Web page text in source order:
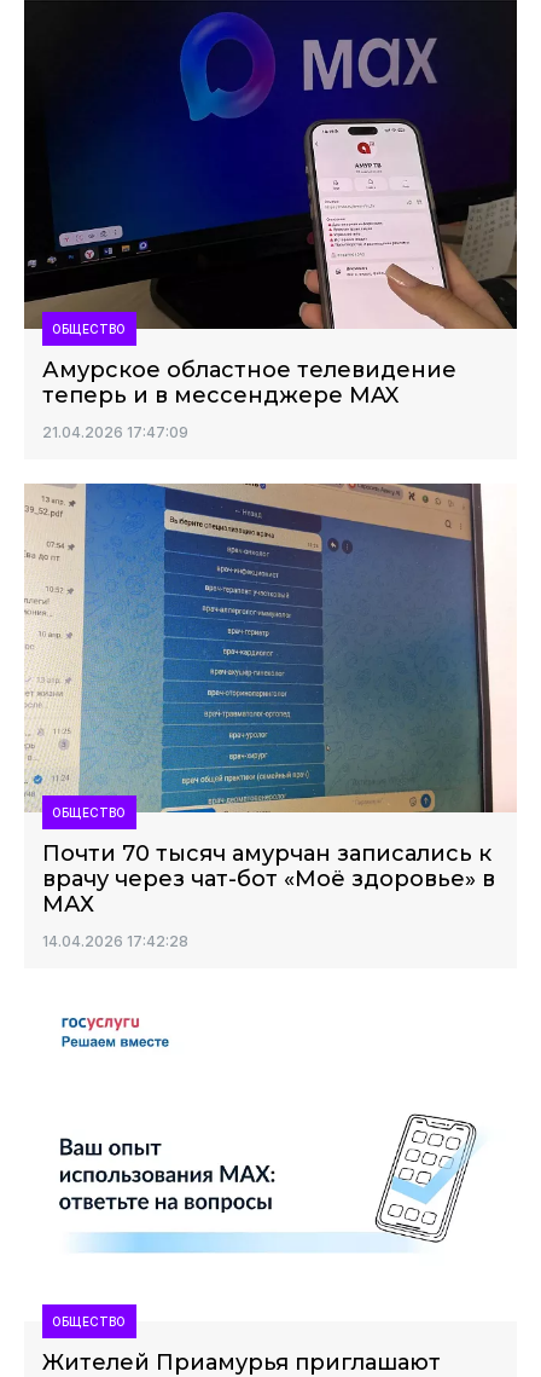
ОБЩЕСТВО
Амурское областное телевидение
теперь и в мессенджере MAX
21.04.2026 17:47:09
ОБЩЕСТВО
Почти 70 тысяч амурчан записались к
врачу через чат-бот «Моё здоровье» в
МАХ
14.04.2026 17:42:28
ОБЩЕСТВО
Жителей Приамурья приглашают